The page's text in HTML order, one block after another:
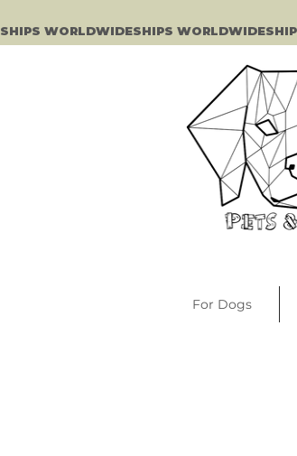
SHIPS WORLDWIDE
For Dogs